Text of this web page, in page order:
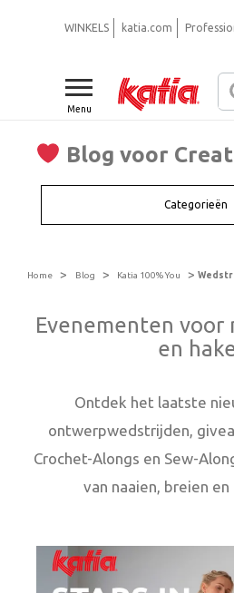
Menu
Blog voor
Categorieën
WINKELS katia.com
Home > Blog > Katia 100% You >
Evenementen voor
en
Ontdek het laatste
ontwerpwedstrijden,
Crochet-Alongs en Sew-
van naaien, breien